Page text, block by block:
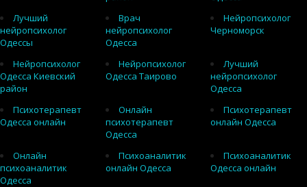
Лучший
нейропсихолог
Одессы
Врач
нейропсихолог
Одесса
Нейропсихолог
Черноморск
Нейропсихолог
Одесса Киевский
район
Нейропсихолог
Одесса Таирово
Лучший
нейропсихолог
Одесса
Психотерапевт
Одесса онлайн
Онлайн
психотерапевт
Одесса
Психотерапевт
онлайн Одесса
Онлайн
психоаналитик
Одесса
Психоаналитик
онлайн Одесса
Психоаналитик
Одесса онлайн